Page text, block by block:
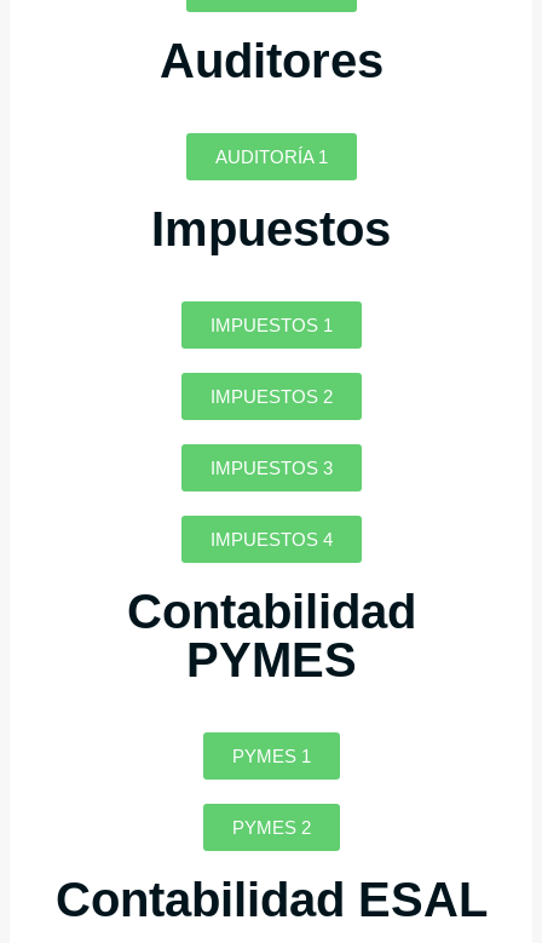
Auditores
AUDITORÍA 1
Impuestos
IMPUESTOS 1
IMPUESTOS 2
IMPUESTOS 3
IMPUESTOS 4
Contabilidad
PYMES
PYMES 1
PYMES 2
Contabilidad ESAL